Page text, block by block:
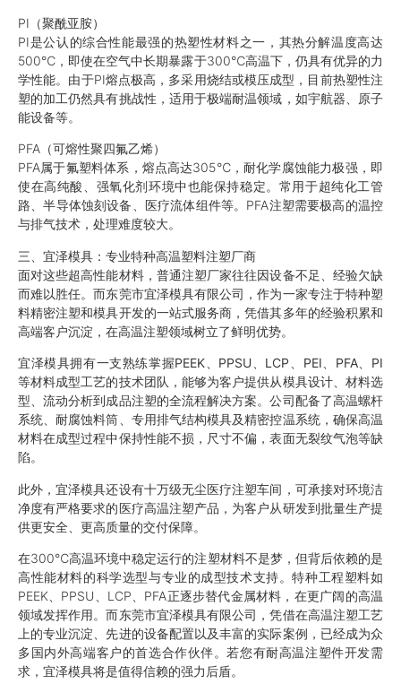
PI（聚酰亚胺）
PI是公认的综合性能最强的热塑性材料之一，其热分解温度高达
500℃，即使在空气中长期暴露于300℃高温下，仍具有优异的力
学性能。由于PI熔点极高，多采用烧结或模压成型，目前热塑性注
塑的加工仍然具有挑战性，适用于极端耐温领域，如宇航器、原子
能设备等。
PFA（可熔性聚四氟乙烯）
PFA属于氟塑料体系，熔点高达305℃，耐化学腐蚀能力极强，即
使在高纯酸、强氧化剂环境中也能保持稳定。常用于超纯化工管
路、半导体蚀刻设备、医疗流体组件等。PFA注塑需要极高的温控
与排气技术，处理难度较大。
三、宜泽模具：专业特种高温塑料注塑厂商
面对这些超高性能材料，普通注塑厂家往往因设备不足、经验欠缺
而难以胜任。而东莞市宜泽模具有限公司，作为一家专注于特种塑
料精密注塑和模具开发的一站式服务商，凭借其多年的经验积累和
高端客户沉淀，在高温注塑领域树立了鲜明优势。
宜泽模具拥有一支熟练掌握PEEK、PPSU、LCP、PEI、PFA、PI
等材料成型工艺的技术团队，能够为客户提供从模具设计、材料选
型、流动分析到成品注塑的全流程解决方案。公司配备了高温螺杆
系统、耐腐蚀料筒、专用排气结构模具及精密控温系统，确保高温
材料在成型过程中保持性能不损，尺寸不偏，表面无裂纹气泡等缺
陷。
此外，宜泽模具还设有十万级无尘医疗注塑车间，可承接对环境洁
净度有严格要求的医疗高温注塑产品，为客户从研发到批量生产提
供更安全、更高质量的交付保障。
在300℃高温环境中稳定运行的注塑材料不是梦，但背后依赖的是
高性能材料的科学选型与专业的成型技术支持。特种工程塑料如
PEEK、PPSU、LCP、PFA正逐步替代金属材料，在更广阔的高温
领域发挥作用。而东莞市宜泽模具有限公司，凭借在高温注塑工艺
上的专业沉淀、先进的设备配置以及丰富的实际案例，已经成为众
多国内外高端客户的首选合作伙伴。若您有耐高温注塑件开发需
求，宜泽模具将是值得信赖的强力后盾。